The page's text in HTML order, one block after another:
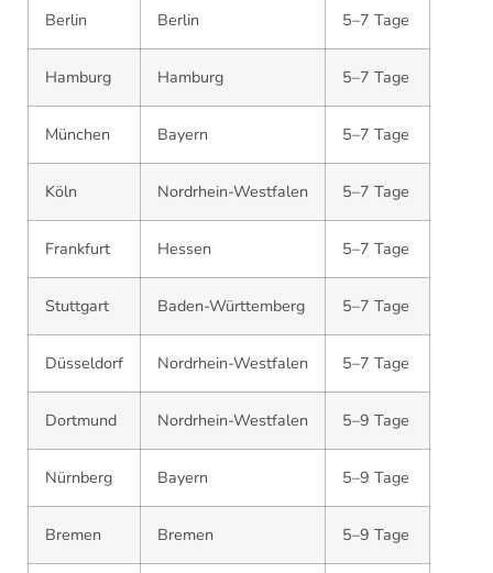
Berlin Berlin 5–7 Tage
Hamburg Hamburg 5–7 Tage
München Bayern 5–7 Tage
Köln Nordrhein-Westfalen 5–7 Tage
Frankfurt Hessen 5–7 Tage
Stuttgart Baden-Württemberg 5–7 Tage
Düsseldorf Nordrhein-Westfalen 5–7 Tage
Dortmund Nordrhein-Westfalen 5–9 Tage
Nürnberg Bayern 5–9 Tage
Bremen Bremen 5–9 Tage